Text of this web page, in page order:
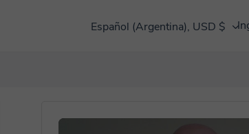
Español (Argentina), USD $